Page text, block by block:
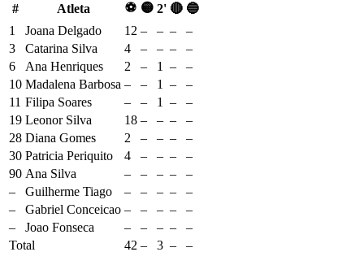
# Atleta ⚽ 🟡 2' 🔴 🔵
1
Joana Delgado 12 – – –
–
3
Catarina Silva 4 – – –
–
6
Ana Henriques 2 – 1 –
–
10 Madalena Barbosa – – 1 –
–
11 Filipa Soares – – 1 –
–
19 Leonor Silva 18 – – –
–
28 Diana Gomes 2 – – –
–
30 Patricia Periquito 4 – – –
–
90 Ana Silva – – – –
–
–
Guilherme Tiago – – – –
–
–
Gabriel Conceicao – – – –
–
–
Joao Fonseca – – – –
–
Total
42 – 3 – –